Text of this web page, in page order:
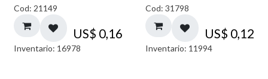
Cod: 21149
US$ 0,16
Inventario: 16978
Cod: 31798
US$ 0,12
Inventario: 11994